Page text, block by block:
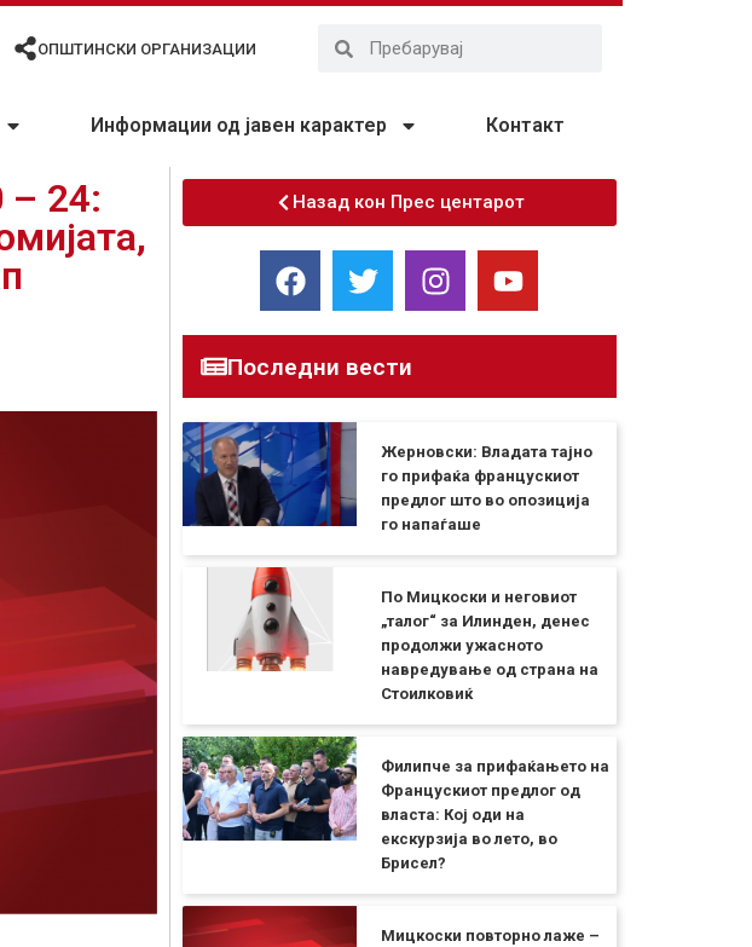
ОПШТИНСКИ ОРГАНИЗАЦИИ
Информации од јавен карактер Контакт
– 24:
Назад кон Прес центарот
Последни вести
Жерновски: Владата тајно
го прифаќа францускиот
предлог што во опозиција
го напаѓаше
По Мицкоски и неговиот
„талог“ за Илинден, денес
продолжи ужасното
навредување од страна на
Стоилковиќ
Филипче за прифаќањето на
Францускиот предлог од
власта: Кој оди на
екскурзија во лето, во
Брисел?
Мицкоски повторно лаже –